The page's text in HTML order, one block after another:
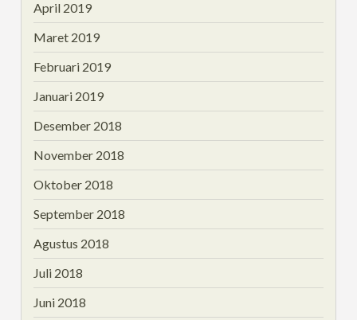
April 2019
Maret 2019
Februari 2019
Januari 2019
Desember 2018
November 2018
Oktober 2018
September 2018
Agustus 2018
Juli 2018
Juni 2018